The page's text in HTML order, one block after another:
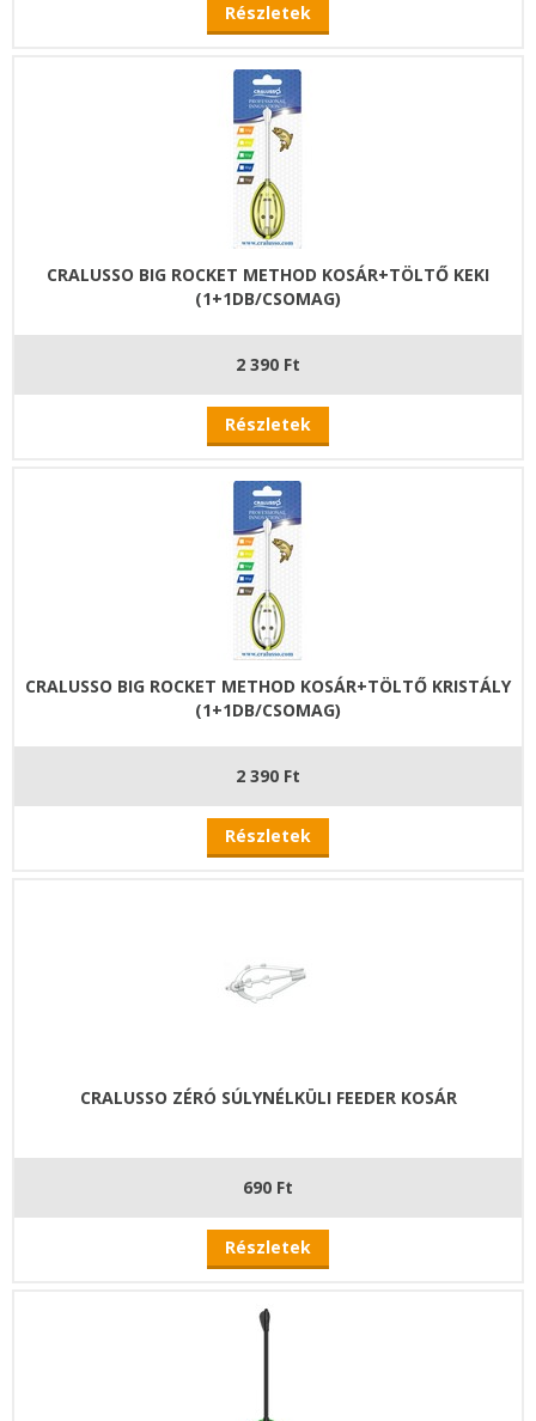
Részletek
CRALUSSO BIG ROCKET METHOD KOSÁR+TÖLTŐ KEKI
(1+1DB/CSOMAG)
2 390 Ft
Részletek
CRALUSSO BIG ROCKET METHOD KOSÁR+TÖLTŐ KRISTÁLY
(1+1DB/CSOMAG)
2 390 Ft
Részletek
CRALUSSO ZÉRÓ SÚLYNÉLKÜLI FEEDER KOSÁR
690 Ft
Részletek